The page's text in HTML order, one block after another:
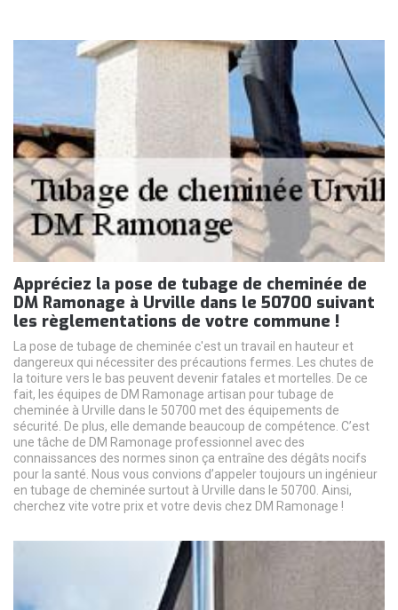
Appréciez la pose de tubage de cheminée de
DM Ramonage à Urville dans le 50700 suivant
les règlementations de votre commune !
La pose de tubage de cheminée c'est un travail en hauteur et
dangereux qui nécessiter des précautions fermes. Les chutes de
la toiture vers le bas peuvent devenir fatales et mortelles. De ce
fait, les équipes de DM Ramonage artisan pour tubage de
cheminée à Urville dans le 50700 met des équipements de
sécurité. De plus, elle demande beaucoup de compétence. C’est
une tâche de DM Ramonage professionnel avec des
connaissances des normes sinon ça entraîne des dégâts nocifs
pour la santé. Nous vous convions d’appeler toujours un ingénieur
en tubage de cheminée surtout à Urville dans le 50700. Ainsi,
cherchez vite votre prix et votre devis chez DM Ramonage !